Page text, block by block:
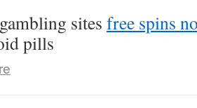
sites free spins
pills